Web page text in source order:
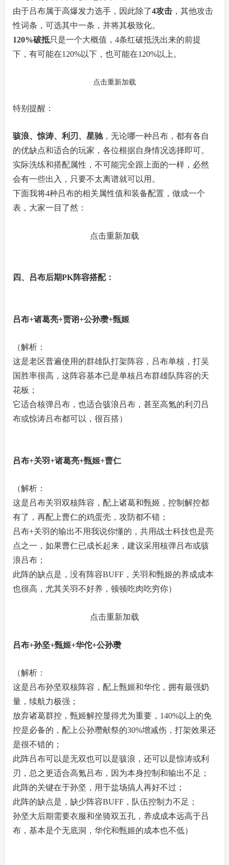
由于吕布属于高爆发力选手，因此除了4攻击 ，其他攻击
性词条，可选其中一条，并将其极致化。
120%破抵只是一个大概值，4条红破抵洗出来的前提
下，有可能在120%以下，也可能在120%以上。
点击重新加载
特别提醒：
骇浪、惊涛、利刃、星驰，无论哪一种吕布，都有各自
的优缺点和适合的玩家，各位根据自身情况选择即可。
实际洗练和搭配属性，不可能完全跟上面的一样，必然
会有一些出入，只要不太离谱就可以用。
下面我将4种吕布的相关属性值和装备配置，做成一个
表，大家一目了然：
点击重新加载
四、吕布后期PK阵容搭配：
吕布+诸葛亮+贾诩+公孙瓒+甄姬
（解析：
这是老区普遍使用的群雄队打架阵容，吕布单核，打吴
国胜率很高，这阵容基本已是单核吕布群雄队阵容的天
花板；
它适合核弹吕布，也适合骇浪吕布，甚至高氪的利刃吕
布或惊涛吕布都可以，很百搭）
吕布+关羽+诸葛亮+甄姬+曹仁
（解析：
这是吕布关羽双核阵容，配上诸葛和甄姬，控制解控都
有了，再配上曹仁的鸡蛋壳，攻防都不错；
吕布+关羽的输出不用我说你懂的，共用战士科技也是亮
点之一，如果曹仁已成长起来，建议采用核弹吕布或骇
浪吕布；
此阵的缺点是，没有阵容BUFF，关羽和甄姬的养成成本
也很高，尤其关羽不好养，顿顿吃肉吃穷你）
点击重新加载
吕布+孙坚+甄姬+华佗+公孙瓒
（解析：
这是吕布孙坚双核阵容，配上甄姬和华佗，拥有最强奶
量，续航力极强；
放弃诸葛群控，甄姬解控显得尤为重要，140%以上的免
控是必备的，配上公孙瓒献祭的30%增减伤，打架效果还
是很不错的；
此阵吕布可以是无双也可以是骇浪，还可以是惊涛或利
刃，总之更适合高氪吕布，因为本身控制和输出不足；
此阵的关键在于孙坚，用于盐场搞人再好不过；
此阵的缺点是，缺少阵容BUFF，队伍控制力不足；
孙坚大后期需要衣服和坐骑双五孔，养成成本远高于吕
布，基本是个无底洞，华佗和甄姬的成本也不低）